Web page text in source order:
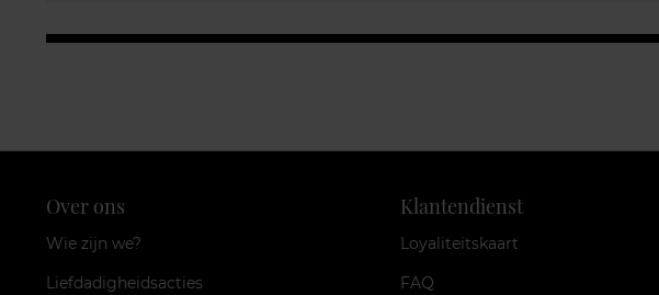
Over ons
Wie zijn we?
Liefdadigheidsacties
Klantendienst
Loyaliteitskaart
FAQ